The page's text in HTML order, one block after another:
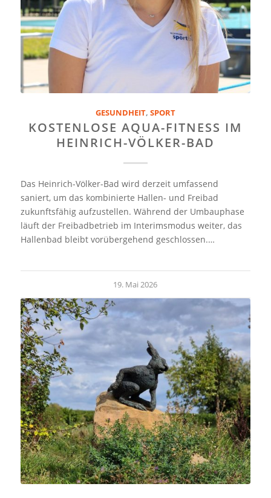
GESUNDHEIT, SPORT
KOSTENLOSE AQUA-FITNESS IM
HEINRICH-VÖLKER-BAD
Das Heinrich-Völker-Bad wird derzeit umfassend
saniert, um das kombinierte Hallen- und Freibad
zukunftsfähig aufzustellen. Während der Umbauphase
läuft der Freibadbetrieb im Interimsmodus weiter, das
Hallenbad bleibt vorübergehend geschlossen.…
19. Mai 2026